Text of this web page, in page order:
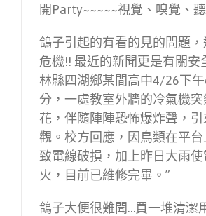
開Party~~~~~視覺、嗅覺、
鴿子引起的有看的見的問題
危機!! 最近的新聞更是有關安
林縣四湖鄉某間高中4/26下
分，一處教室外牆的冷氣機
花，伴隨陣陣恐怖爆炸聲，引
觀。校方回應，因鳥類在平
致電線破損，加上昨日大雨
火，目前已維修完畢。”
鴿子大便很難聞…買一堆清潔